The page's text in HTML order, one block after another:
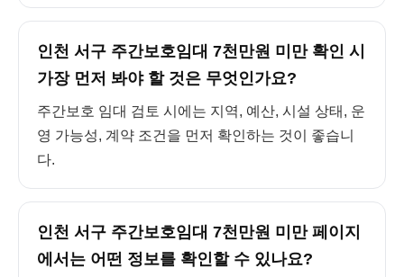
인천 서구 주간보호임대 7천만원 미만 확인 시
가장 먼저 봐야 할 것은 무엇인가요?
주간보호 임대 검토 시에는 지역, 예산, 시설 상태, 운
영 가능성, 계약 조건을 먼저 확인하는 것이 좋습니
다.
인천 서구 주간보호임대 7천만원 미만 페이지
에서는 어떤 정보를 확인할 수 있나요?